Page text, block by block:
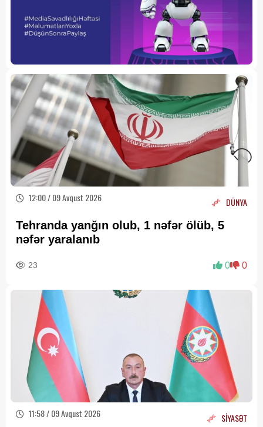
12:00 / 09 Avqust 2026 DÜNYA
Tehranda yanğın olub, 1 nəfər ölüb, 5
nəfər yaralanıb
23 0 0
11:58 / 09 Avqust 2026 SİYASƏT